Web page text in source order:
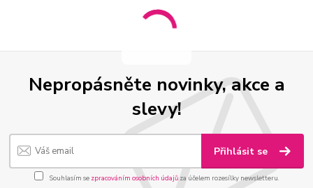
Nepropásněte novinky, akce a
slevy!
Přihlásit se
Souhlasím se zpracováním osobních údajůza účelem rozesílky newsletteru.